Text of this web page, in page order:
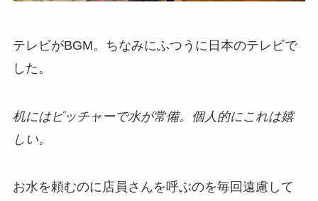
テレビがBGM。ちなみにふつうに日本のテレビで
した。
机にはピッチャーで水が常備。個人的にこれは嬉
しい。
お水を頼むのに店員さんを呼ぶのを毎回遠慮して